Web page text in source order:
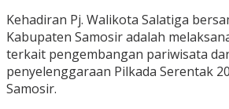
Kehadiran Pj. Walikota Salatiga
Kabupaten Samosir adalah
terkait pengembangan pariwisata
penyelenggaraan Pilkada Serentak
Samosir.